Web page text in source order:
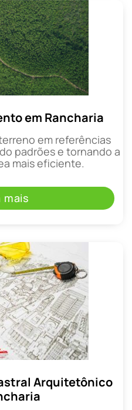
em Rancharia
em referências
padrões e tornando a
mais eficiente.
mais
Arquitetônico